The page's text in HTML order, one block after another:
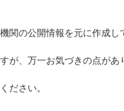
関の公開情報を元に作成し
が、万一お気づきの点があ
ださい。